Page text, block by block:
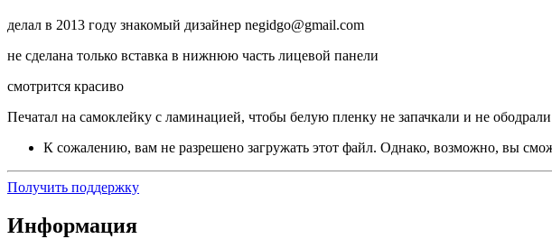
делал в 2013 году знакомый дизайнер negidgo@gmail.com
не сделана только вставка в нижнюю часть лицевой панели
смотрится красиво
Печатал на самоклейку с ламинацией, чтобы белую пленку не запачкали и не ободрали
К сожалению, вам не разрешено загружать этот файл. Однако, возможно, вы
Получить поддержку
Информация